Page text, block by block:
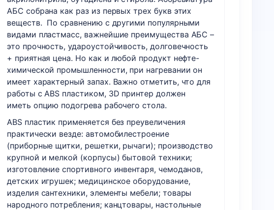
АБС собрана как раз из первых трех букв этих
веществ. По сравнению с другими популярными
видами пластмасс, важнейшие преимущества АБС –
это прочность, удароустойчивость, долговечность
+ приятная цена. Но как и любой продукт нефте-
химической промышленности, при нагревании он
имеет характерный запах. Важно отметить, что для
работы с ABS пластиком, 3D принтер должен
иметь опцию подогрева рабочего стола.
ABS пластик применяется без преувеличения
практически везде: автомобилестроение
(приборные щитки, решетки, рычаги); производство
крупной и мелкой (корпусы) бытовой техники;
изготовление спортивного инвентаря, чемоданов,
детских игрушек; медицинское оборудование,
изделия сантехники, элементы мебели; товары
народного потребления; канцтовары, настольные